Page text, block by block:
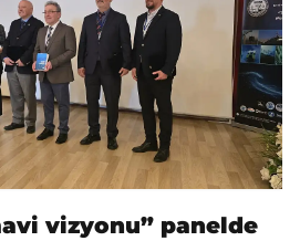
vizyonu” panelde